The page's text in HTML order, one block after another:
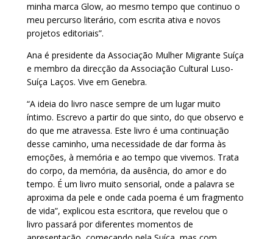
minha marca Glow, ao mesmo tempo que continuo o
meu percurso literário, com escrita ativa e novos
projetos editoriais”.
Ana é presidente da Associação Mulher Migrante Suíça
e membro da direcção da Associação Cultural Luso-
Suíça Laços. Vive em Genebra.
“A ideia do livro nasce sempre de um lugar muito
íntimo. Escrevo a partir do que sinto, do que observo e
do que me atravessa. Este livro é uma continuação
desse caminho, uma necessidade de dar forma às
emoções, à memória e ao tempo que vivemos. Trata
do corpo, da memória, da ausência, do amor e do
tempo. É um livro muito sensorial, onde a palavra se
aproxima da pele e onde cada poema é um fragmento
de vida”, explicou esta escritora, que revelou que o
livro passará por diferentes momentos de